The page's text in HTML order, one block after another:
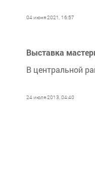
04 июня 2021, 16:57
Выставка
В центральной
24 июля 2013, 04:40